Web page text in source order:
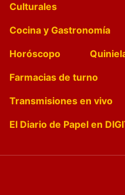
Culturales
Cocina y Gastronomía
Horóscopo
Farmacias de turno
Transmisiones en vivo
El Diario de Papel en